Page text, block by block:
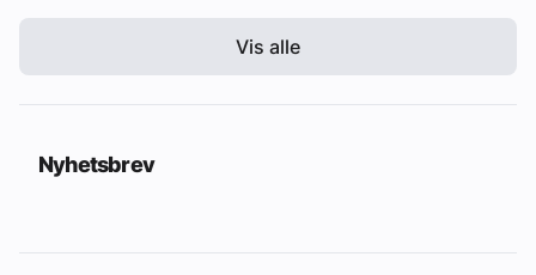
Vis alle
Nyhetsbrev